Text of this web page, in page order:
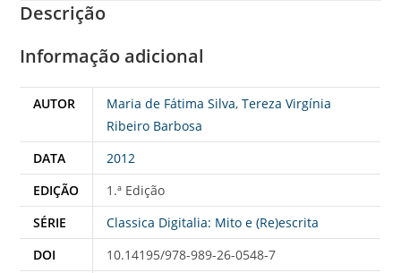
Descrição
Informação adicional
AUTOR Maria de Fátima Silva,Tereza Virgínia
Ribeiro Barbosa
DATA
2012
EDIÇÃO
1.ª Edição
SÉRIE
Classica Digitalia: Mito e (Re)escrita
DOI
10.14195/978-989-26-0548-7